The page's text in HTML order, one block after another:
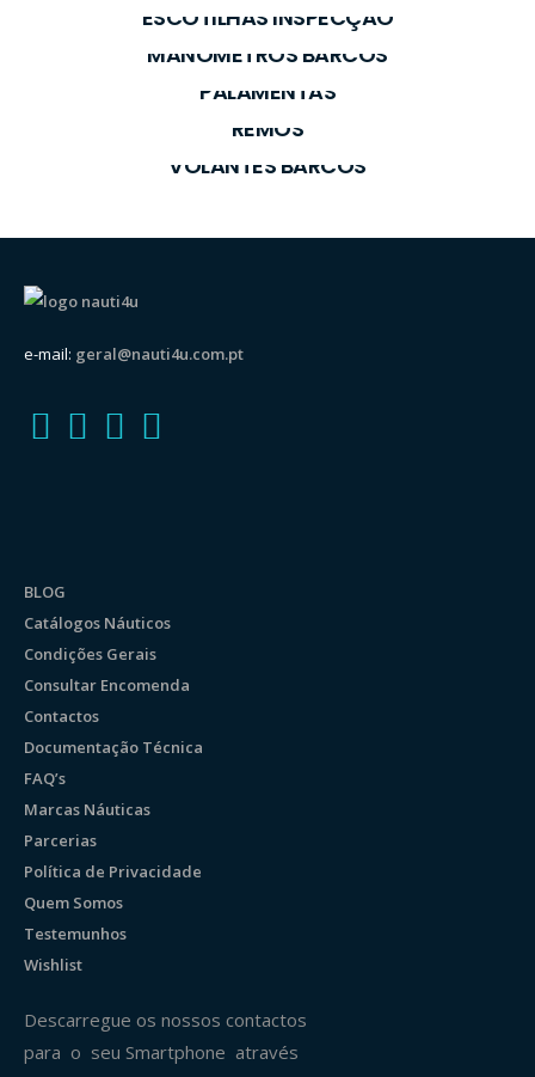
ESCOTILHAS INSPECÇÃO
MANÓMETROS BARCOS
PALAMENTAS
REMOS
VOLANTES BARCOS
e-mail: geral@nauti4u.com.pt
BLOG
Catálogos Náuticos
Condições Gerais
Consultar Encomenda
Contactos
Documentação Técnica
FAQ’s
Marcas Náuticas
Parcerias
Política de Privacidade
Quem Somos
Testemunhos
Wishlist
Descarregue os nossos contactos
para o seu Smartphone através